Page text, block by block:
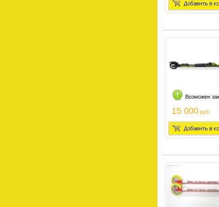
Возможен
15 000 руб.